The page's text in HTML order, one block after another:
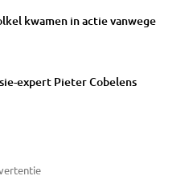
kwamen in actie vanwege
expert Pieter Cobelens